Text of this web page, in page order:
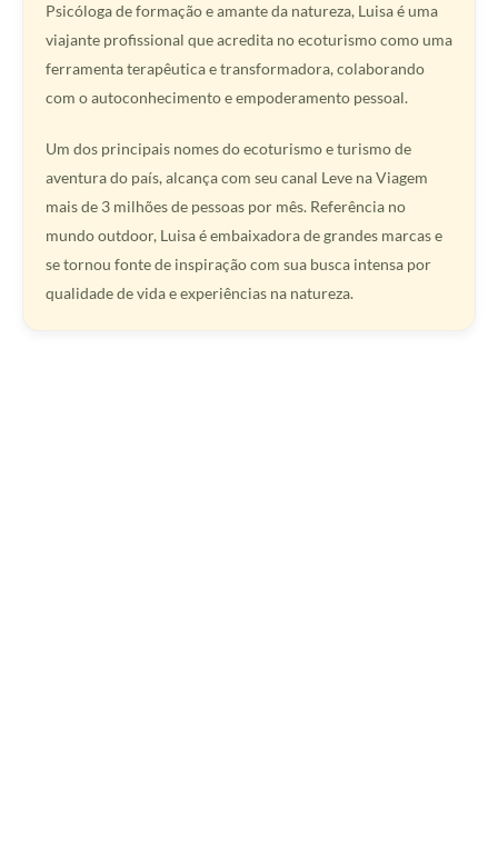
Psicóloga de formação e amante da natureza, Luisa é uma
viajante profissional que acredita no ecoturismo como uma
ferramenta terapêutica e transformadora, colaborando
com o autoconhecimento e empoderamento pessoal.
Um dos principais nomes do ecoturismo e turismo de
aventura do país, alcança com seu canal Leve na Viagem
mais de 3 milhões de pessoas por mês. Referência no
mundo outdoor, Luisa é embaixadora de grandes marcas e
se tornou fonte de inspiração com sua busca intensa por
qualidade de vida e experiências na natureza.